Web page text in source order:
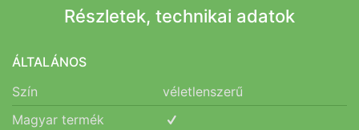
Részletek, technikai adatok
ÁLTALÁNOS
Szín
véletlenszerű
Magyar termék